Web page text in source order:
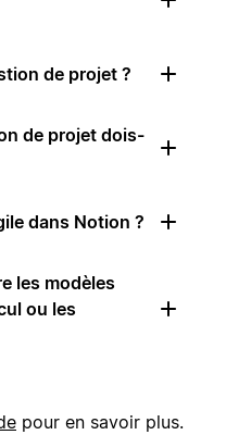
de projet ?
de projet dois-
dans Notion ?
les modèles
ou les
pour en savoir plus.